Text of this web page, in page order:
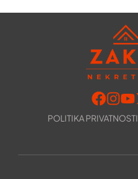
POLITIKA PRIVATNOSTI